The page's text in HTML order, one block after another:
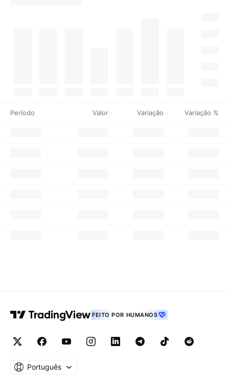
Período Valor Variação Variação %
FEITO POR HUMANOS
Português